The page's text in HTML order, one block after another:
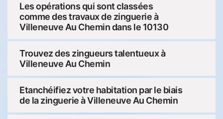
Les opérations qui sont classées
comme des travaux de zinguerie à
Villeneuve Au Chemin dans le 10130
Trouvez des zingueurs talentueux à
Villeneuve Au Chemin
Etanchéifiez votre habitation par le biais
de la zinguerie à Villeneuve Au Chemin